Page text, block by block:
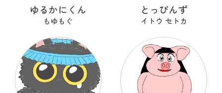
ゆるかにくん
もゆもぐ
とっぴんず
イトウ セトカ